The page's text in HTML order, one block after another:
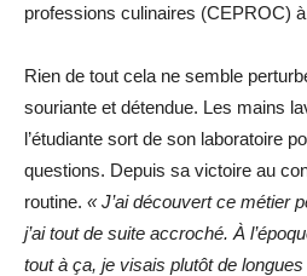
professions culinaires (CEPROC)
Rien de tout cela ne semble
souriante et détendue. Les mains
l’étudiante sort de son laboratoire
questions. Depuis sa victoire au
routine. « J’ai découvert ce métier
j’ai tout de suite accroché. À
tout à ça, je visais plutôt de